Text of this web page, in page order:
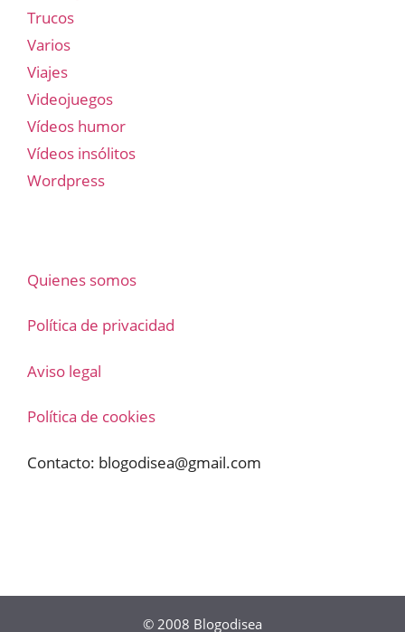
Trucos
Varios
Viajes
Videojuegos
Vídeos humor
Vídeos insólitos
Wordpress
Quienes somos
Política de privacidad
Aviso legal
Política de cookies
Contacto: blogodisea@gmail.com
© 2008 Blogodisea